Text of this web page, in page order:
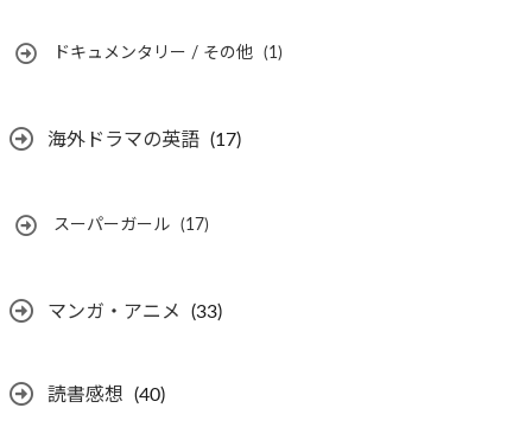
ドキュメンタリー / その他 (1)
海外ドラマの英語 (17)
スーパーガール (17)
マンガ・アニメ (33)
読書感想 (40)